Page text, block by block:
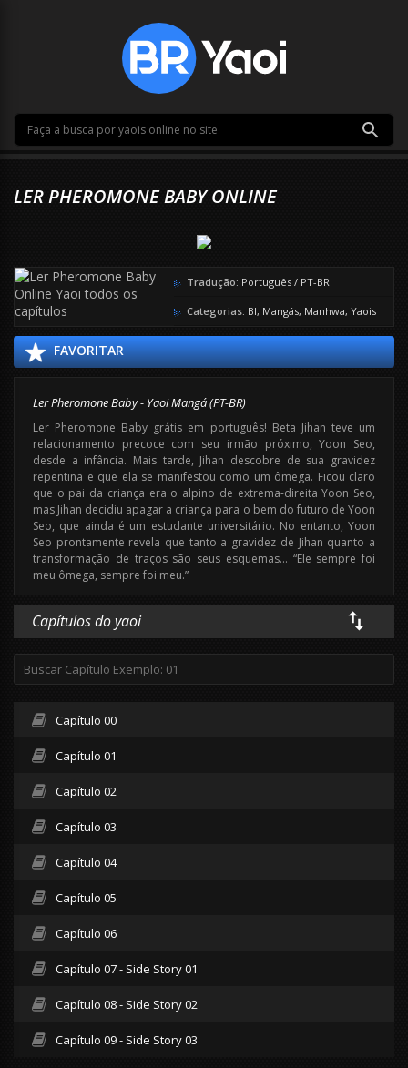
LER PHEROMONE BABY ONLINE
Tradução: Português / PT-BR
Categorias: Bl, Mangás, Manhwa, Yaois
FAVORITAR
Ler Pheromone Baby - Yaoi Mangá (PT-BR)
Ler Pheromone Baby grátis em português! Beta Jihan teve um
relacionamento precoce com seu irmão próximo, Yoon Seo,
desde a infância. Mais tarde, Jihan descobre de sua gravidez
repentina e que ela se manifestou como um ômega. Ficou claro
que o pai da criança era o alpino de extrema-direita Yoon Seo,
mas Jihan decidiu apagar a criança para o bem do futuro de Yoon
Seo, que ainda é um estudante universitário. No entanto, Yoon
Seo prontamente revela que tanto a gravidez de Jihan quanto a
transformação de traços são seus esquemas… “Ele sempre foi
meu ômega, sempre foi meu.”
Capítulos do yaoi
Capítulo 00
Capítulo 01
Capítulo 02
Capítulo 03
Capítulo 04
Capítulo 05
Capítulo 06
Capítulo 07 - Side Story 01
Capítulo 08 - Side Story 02
Capítulo 09 - Side Story 03